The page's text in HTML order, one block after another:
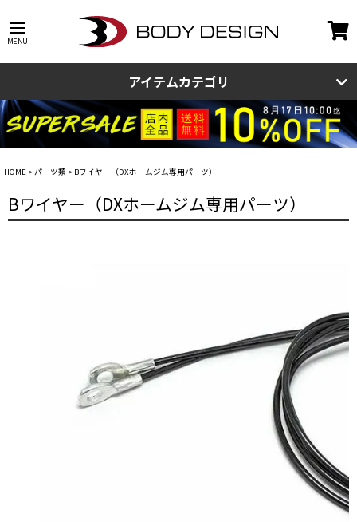
アイテムカテゴリ
HOME パーツ類 Bワイヤー（DXホームジム専用パーツ）
Bワイヤー（DXホームジム専用パーツ）